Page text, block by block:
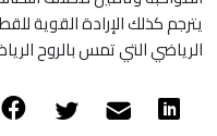
يترجم كذلك الإرادة القوية
الرياضي التي تمس بالروح